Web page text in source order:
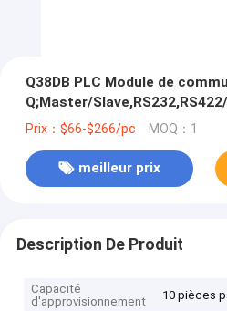
Q38DB PLC Module de
Q;Master/
Prix：$66-$266/pc MOQ：1
meilleur prix
Description De Produit
Capacité
d'approvisionnement
10 pièces